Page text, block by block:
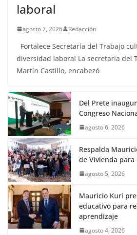
laboral
agosto 7, 2026 Redacción
Fortalece Secretaría del Trabajo
diversidad laboral La secretaria del
Martín Castillo, encabezó
Del Prete
Congreso
agosto 6, 2026
Respalda
de Vivienda para
agosto 5, 2026
Mauricio Kuri
educativo para
aprendizaje
agosto 4, 2026